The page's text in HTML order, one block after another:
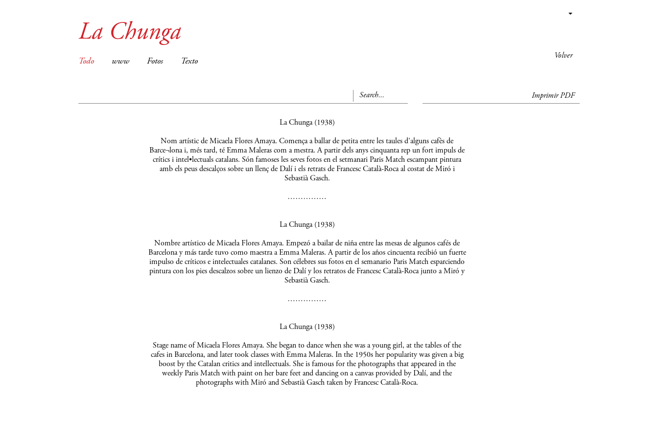
Volver
La Chunga
Todo www Fotos Texto
Imprimir PDF
La Chunga (1938)
Nom artístic de Micaela Flores Amaya. Comença a ballar de petita entre les taules d’alguns cafès de
Barce¬lona i, més tard, té Emma Maleras com a mestra. A partir dels anys cinquanta rep un fort impuls de
crítics i intel•lectuals catalans. Són famoses les seves fotos en el setmanari Paris Match escampant pintura
amb els peus descalços sobre un llenç de Dalí i els retrats de Francesc Català-Roca al costat de Miró i
Sebastià Gasch.
……………
La Chunga (1938)
Nombre artístico de Micaela Flores Amaya. Empezó a bailar de niña entre las mesas de algunos cafés de
Barcelona y más tarde tuvo como maestra a Emma Maleras. A partir de los años cincuenta recibió un fuerte
impulso de críticos e intelectuales catalanes. Son célebres sus fotos en el semanario Paris Match esparciendo
pintura con los pies descalzos sobre un lienzo de Dalí y los retratos de Francesc Català-Roca junto a Miró y
Sebastià Gasch.
……………
La Chunga (1938)
Stage name of Micaela Flores Amaya. She began to dance when she was a young girl, at the tables of the
cafes in Barcelona, and later took classes with Emma Maleras. In the 1950s her popularity was given a big
boost by the Catalan critics and intellectuals. She is famous for the photographs that appeared in the
weekly Paris Match with paint on her bare feet and dancing on a canvas provided by Dalí, and the
photographs with Miró and Sebastià Gasch taken by Francesc Català-Roca.